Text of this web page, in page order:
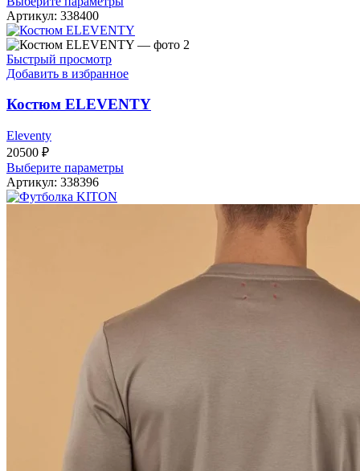
имеет
несколько
Опции
выбрать
Артикул: 338400
Быстрый просмотр
Добавить в избранное
Костюм ELEVENTY
Eleventy
20500 ₽
Выберите параметрыЭтот
странице
товара.
Артикул: 338396